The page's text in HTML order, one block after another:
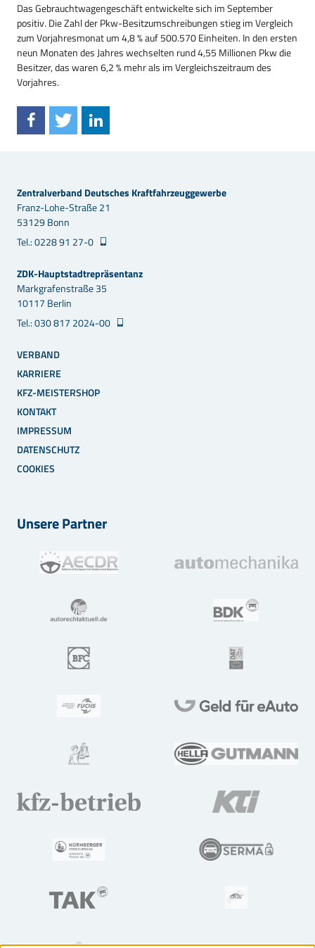
Das Gebrauchtwagengeschäft entwickelte sich im September
positiv. Die Zahl der Pkw-Besitzumschreibungen stieg im Vergleich
zum Vorjahresmonat um 4,8 % auf 500.570 Einheiten. In den ersten
neun Monaten des Jahres wechselten rund 4,55 Millionen Pkw die
Besitzer, das waren 6,2 % mehr als im Vergleichszeitraum des
Vorjahres.
Zentralverband Deutsches Kraftfahrzeuggewerbe
Franz-Lohe-Straße 21
53129 Bonn
Tel.: 0228 91 27-0
ZDK-Hauptstadtrepräsentanz
Markgrafenstraße 35
10117 Berlin
Tel.: 030 817 2024-00
VERBAND
KARRIERE
KFZ-MEISTERSHOP
KONTAKT
IMPRESSUM
DATENSCHUTZ
COOKIES
Unsere Partner